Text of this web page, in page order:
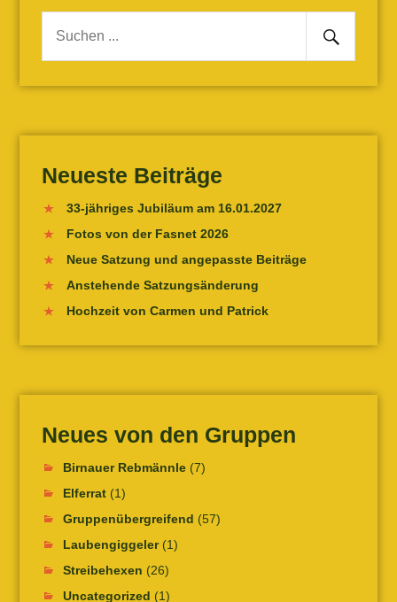
Suche
Senden
Neueste Beiträge
33-jähriges Jubiläum am 16.01.2027
Fotos von der Fasnet 2026
Neue Satzung und angepasste Beiträge
Anstehende Satzungsänderung
Hochzeit von Carmen und Patrick
Neues von den Gruppen
Birnauer Rebmännle(7)
Elferrat(1)
Gruppenübergreifend (57)
Laubengiggeler(1)
Streibehexen (26)
Uncategorized (1)